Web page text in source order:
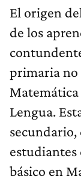
El origen
de los
primaria no
Matemática
Lengua.
secundario,
básico en